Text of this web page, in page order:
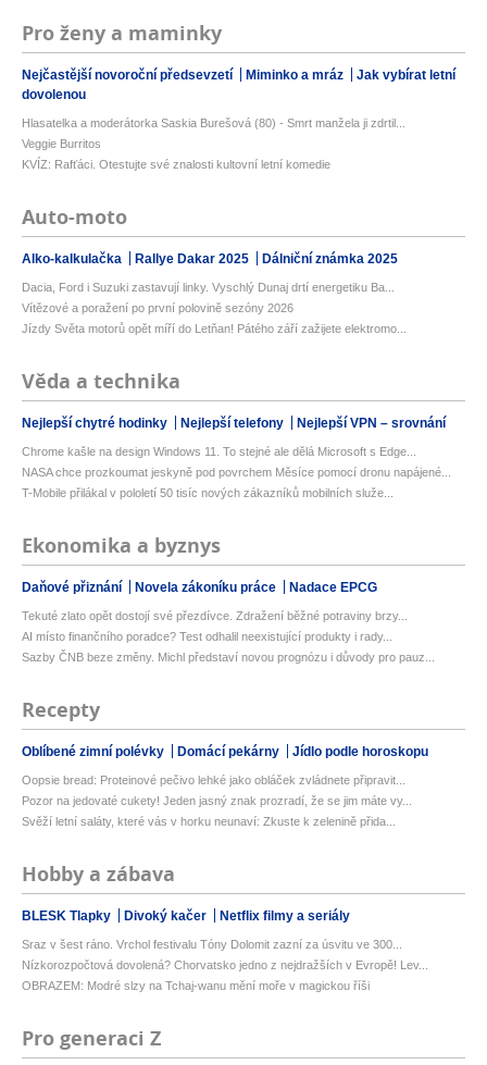
Pro ženy a maminky
Nejčastější novoroční předsevzetí Miminko a mráz
Jak vybírat letní
dovolenou
Hlasatelka a moderátorka Saskia Burešová (80) - Smrt manžela ji zdrtil...
Veggie Burritos
KVÍZ: Rafťáci. Otestujte své znalosti kultovní letní komedie
Auto-moto
Alko-kalkulačka Rallye Dakar 2025 Dálniční známka 2025
Dacia, Ford i Suzuki zastavují linky. Vyschlý Dunaj drtí energetiku Ba...
Vítězové a poražení po první polovině sezóny 2026
Jízdy Světa motorů opět míří do Letňan! Pátého září zažijete elektromo...
Věda a technika
Nejlepší chytré hodinky Nejlepší telefony Nejlepší VPN – srovnání
Chrome kašle na design Windows 11. To stejné ale dělá Microsoft s Edge...
NASA chce prozkoumat jeskyně pod povrchem Měsíce pomocí dronu napájené...
T-Mobile přilákal v pololetí 50 tisíc nových zákazníků mobilních služe...
Ekonomika a byznys
Daňové přiznání Novela zákoníku práce Nadace EPCG
Tekuté zlato opět dostojí své přezdívce. Zdražení běžné potraviny brzy...
AI místo finančního poradce? Test odhalil neexistující produkty i rady...
Sazby ČNB beze změny. Michl představí novou prognózu i důvody pro pauz...
Recepty
Oblíbené zimní polévky Domácí pekárny Jídlo podle horoskopu
Oopsie bread: Proteinové pečivo lehké jako obláček zvládnete připravit...
Pozor na jedovaté cukety! Jeden jasný znak prozradí, že se jim máte vy...
Svěží letní saláty, které vás v horku neunaví: Zkuste k zelenině přida...
Hobby a zábava
BLESK Tlapky Divoký kačer Netflix filmy a seriály
Sraz v šest ráno. Vrchol festivalu Tóny Dolomit zazní za úsvitu ve 300...
Nízkorozpočtová dovolená? Chorvatsko jedno z nejdražších v Evropě! Lev...
OBRAZEM: Modré slzy na Tchaj-wanu mění moře v magickou říši
Pro generaci Z